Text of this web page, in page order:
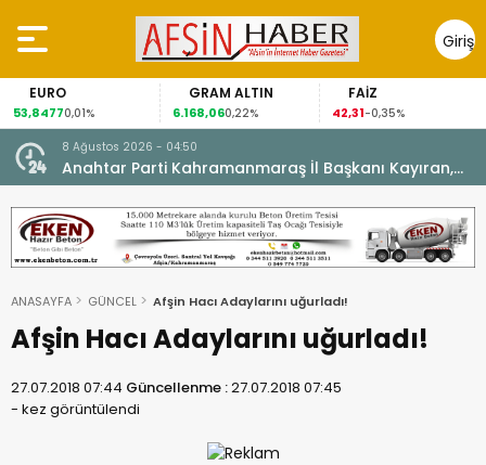
Giriş
Yap
GRAM ALTIN
6.168,06 0,22%
FAİZ
42,31 88,60
8 Ağustos 2026 - 04:50
Anahtar Parti Kahramanmaraş İl Başkanı Kayıran,
Afşin Teşkilatı ile buluştu.
ANASAYFA GÜNCEL Afşin Hacı Adaylarını uğurladı!
Afşin Hacı Adaylarını uğurladı!
27.07.2018 07:44 Güncellenme :27.07.2018 07:45
- kez görüntülendi